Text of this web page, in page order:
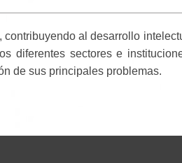
al desarrollo
diferentes sectores e
de sus principales problemas.